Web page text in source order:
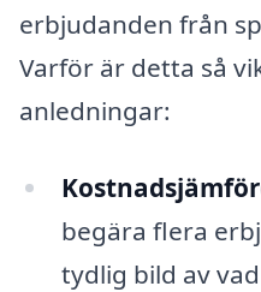
erbjudanden från
Varför är detta så
anledningar:
begära flera
tydlig bild av